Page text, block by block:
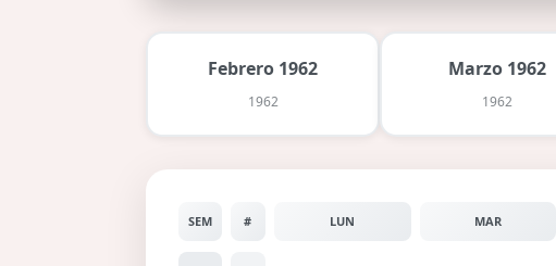
Febrero 1962
1962
Marzo 1962
1962
SEM # LUN MAR